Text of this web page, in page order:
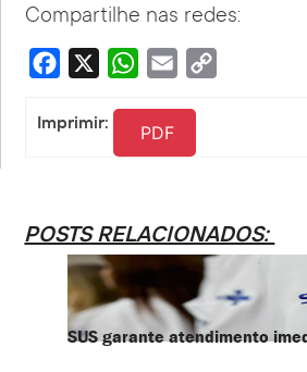
Compartilhe nas redes:
Facebook WhatsApp
Email
Imprimir: PDF
POSTS RELACIONADOS:
SUS garante atendimento